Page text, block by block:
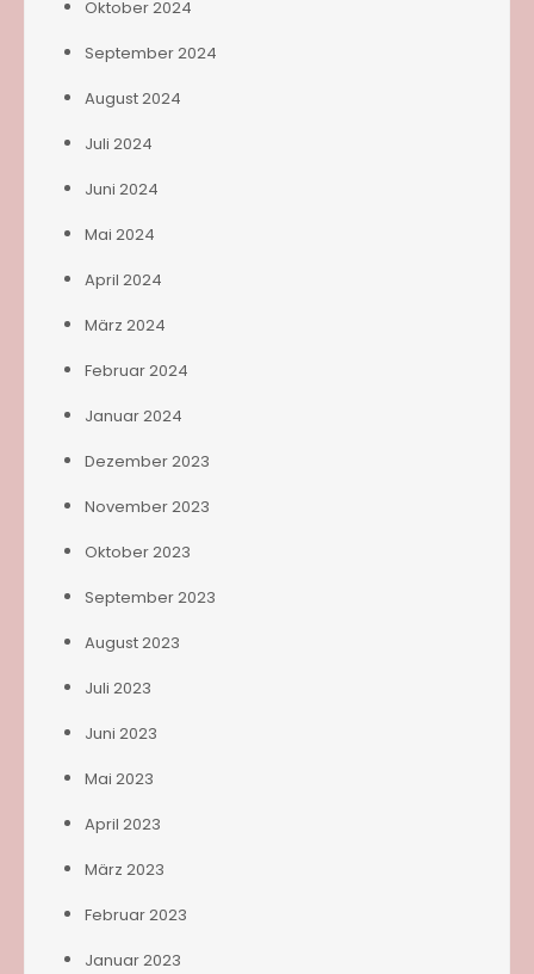
Oktober 2024
September 2024
August 2024
Juli 2024
Juni 2024
Mai 2024
April 2024
März 2024
Februar 2024
Januar 2024
Dezember 2023
November 2023
Oktober 2023
September 2023
August 2023
Juli 2023
Juni 2023
Mai 2023
April 2023
März 2023
Februar 2023
Januar 2023